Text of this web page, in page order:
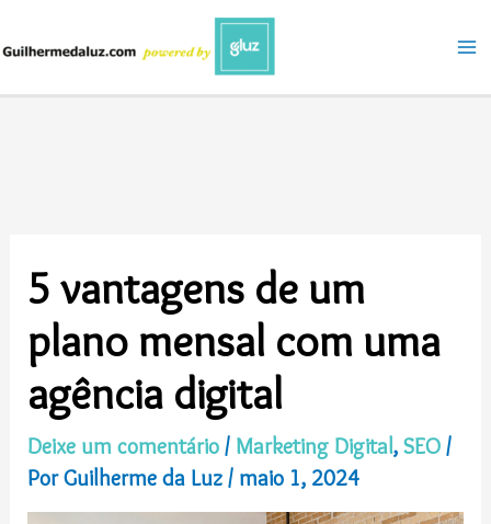
o
5 vantagens de um
plano mensal com uma
agência digital
Deixe um comentário / Marketing Digital,SEO /
PorGuilherme da Luz/ maio 1, 2024